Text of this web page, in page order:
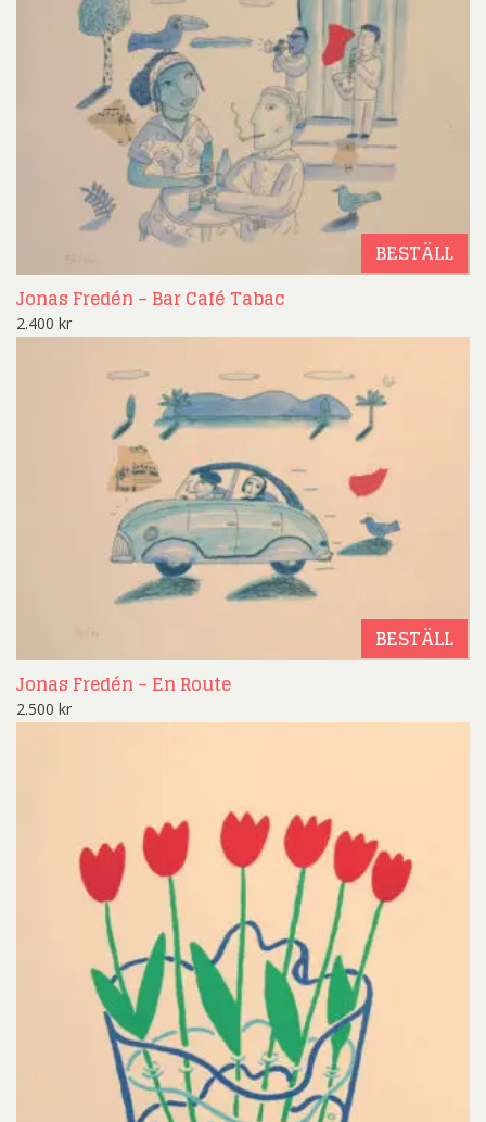
BESTÄLL
Jonas Fredén – Bar Café Tabac
2.400 kr
BESTÄLL
Jonas Fredén – En Route
2.500 kr